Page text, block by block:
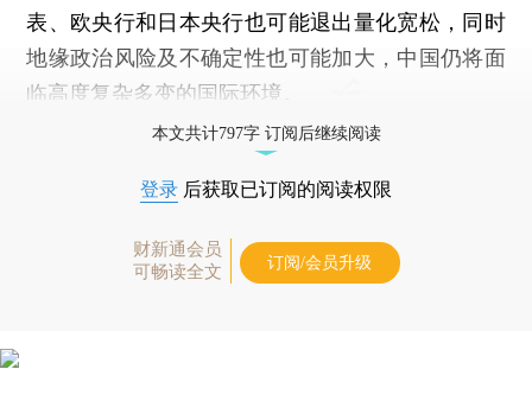
表、欧央行和日本央行也可能退出量化宽松，同时
地缘政治风险及不确定性也可能加大，中国仍将面
临高度复杂多变的国际环境。
本文共计797字 订阅后继续阅读
登录 后获取已订阅的阅读权限
财新通会员
可畅读全文
订阅/会员升级